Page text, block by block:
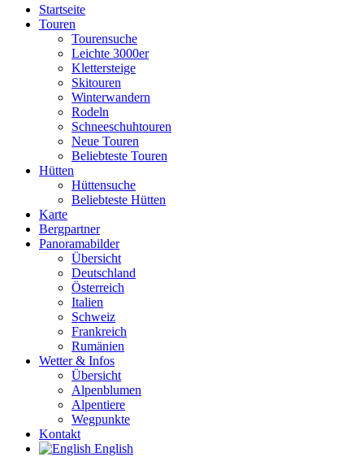
Startseite
Touren
Tourensuche
Leichte 3000er
Klettersteige
Skitouren
Winterwandern
Rodeln
Schneeschuhtouren
Neue Touren
Beliebteste Touren
Hütten
Hüttensuche
Beliebteste Hütten
Karte
Bergpartner
Panoramabilder
Übersicht
Deutschland
Österreich
Italien
Schweiz
Frankreich
Rumänien
Wetter & Infos
Übersicht
Alpenblumen
Alpentiere
Wegpunkte
Kontakt
English